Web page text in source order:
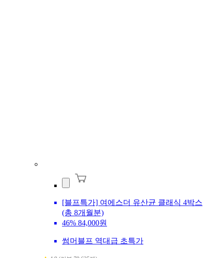
[블프특가] 여에스더 유산균 클래식 4박스
(총 8개월분)
46% 84,000원
썸머블프 역대급 초특가